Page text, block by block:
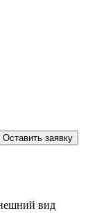
Оставить заявку
вид